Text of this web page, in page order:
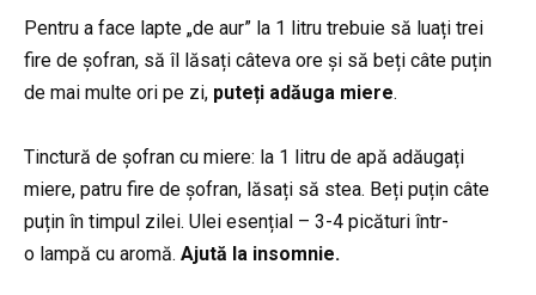
Pentru a face lapte „de aur” la 1 litru trebuie să luați trei
fire de șofran, să îl lăsați câteva ore și să beți câte puțin
de mai multe ori pe zi, puteți adăuga miere.
Tinctură de șofran cu miere: la 1 litru de apă adăugați
miere, patru fire de șofran, lăsați să stea. Beți puțin câte
puțin în timpul zilei. Ulei esențial – 3-4 picături într-
o lampă cu aromă. Ajută la insomnie.